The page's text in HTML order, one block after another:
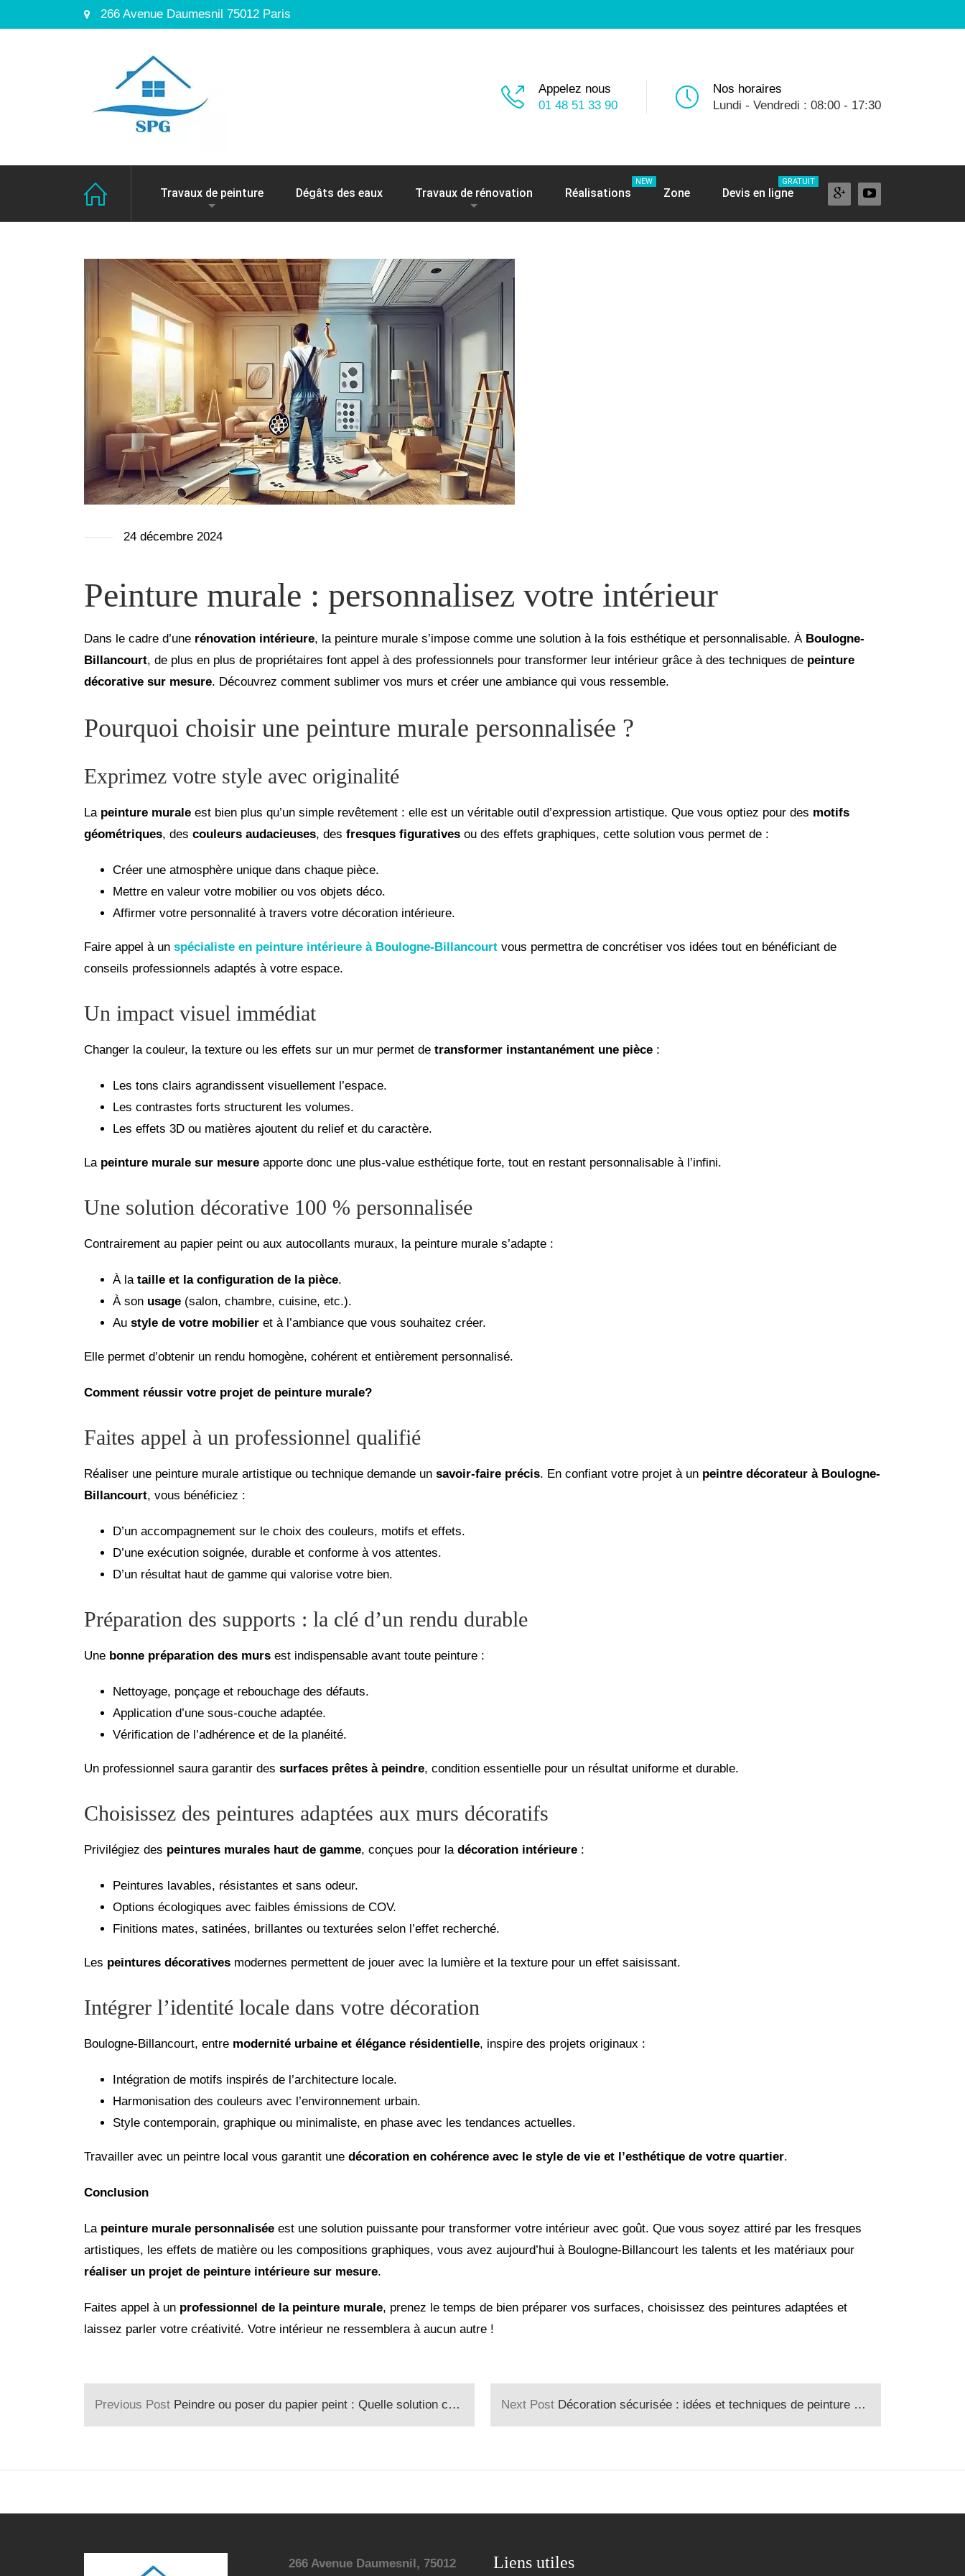
266 Avenue Daumesnil 75012 Paris
Appelez nous
01 48 51 33 90
Nos horaires
Lundi - Vendredi : 08:00 - 17:30
Travaux de peinture Dégâts des eaux Travaux de rénovation Réalisations
NEW
Zone Devis en ligne
GRATUIT
24 décembre 2024
Peinture murale : personnalisez votre intérieur
Dans le cadre d’une rénovation intérieure, la peinture murale s’impose comme une solution à la fois esthétique et personnalisable. À Boulogne-
Billancourt, de plus en plus de propriétaires font appel à des professionnels pour transformer leur intérieur grâce à des techniques de peinture
décorative sur mesure. Découvrez comment sublimer vos murs et créer une ambiance qui vous ressemble.
Pourquoi choisir une peinture murale personnalisée ?
Exprimez votre style avec originalité
La peinture murale est bien plus qu’un simple revêtement : elle est un véritable outil d’expression artistique. Que vous optiez pour des motifs
géométriques, des couleurs audacieuses, des fresques figuratives ou des effets graphiques, cette solution vous permet de :
Créer une atmosphère unique dans chaque pièce.
Mettre en valeur votre mobilier ou vos objets déco.
Affirmer votre personnalité à travers votre décoration intérieure.
Faire appel à un spécialiste en peinture intérieure à Boulogne-Billancourt vous permettra de concrétiser vos idées tout en bénéficiant de
conseils professionnels adaptés à votre espace.
Un impact visuel immédiat
Changer la couleur, la texture ou les effets sur un mur permet de transformer instantanément une pièce :
Les tons clairs agrandissent visuellement l’espace.
Les contrastes forts structurent les volumes.
Les effets 3D ou matières ajoutent du relief et du caractère.
La peinture murale sur mesure apporte donc une plus-value esthétique forte, tout en restant personnalisable à l’infini.
Une solution décorative 100 % personnalisée
Contrairement au papier peint ou aux autocollants muraux, la peinture murale s’adapte :
À la taille et la configuration de la pièce.
À son usage (salon, chambre, cuisine, etc.).
Au style de votre mobilier et à l’ambiance que vous souhaitez créer.
Elle permet d’obtenir un rendu homogène, cohérent et entièrement personnalisé.
Comment réussir votre projet de peinture murale?
Faites appel à un professionnel qualifié
Réaliser une peinture murale artistique ou technique demande un savoir-faire précis. En confiant votre projet à un peintre décorateur à Boulogne-
Billancourt, vous bénéficiez :
D’un accompagnement sur le choix des couleurs, motifs et effets.
D’une exécution soignée, durable et conforme à vos attentes.
D’un résultat haut de gamme qui valorise votre bien.
Préparation des supports : la clé d’un rendu durable
Une bonne préparation des murs est indispensable avant toute peinture :
Nettoyage, ponçage et rebouchage des défauts.
Application d’une sous-couche adaptée.
Vérification de l’adhérence et de la planéité.
Un professionnel saura garantir des surfaces prêtes à peindre, condition essentielle pour un résultat uniforme et durable.
Choisissez des peintures adaptées aux murs décoratifs
Privilégiez des peintures murales haut de gamme, conçues pour la décoration intérieure :
Peintures lavables, résistantes et sans odeur.
Options écologiques avec faibles émissions de COV.
Finitions mates, satinées, brillantes ou texturées selon l’effet recherché.
Les peintures décoratives modernes permettent de jouer avec la lumière et la texture pour un effet saisissant.
Intégrer l’identité locale dans votre décoration
Boulogne-Billancourt, entre modernité urbaine et élégance résidentielle, inspire des projets originaux :
Intégration de motifs inspirés de l’architecture locale.
Harmonisation des couleurs avec l’environnement urbain.
Style contemporain, graphique ou minimaliste, en phase avec les tendances actuelles.
Travailler avec un peintre local vous garantit une décoration en cohérence avec le style de vie et l’esthétique de votre quartier.
Conclusion
La peinture murale personnalisée est une solution puissante pour transformer votre intérieur avec goût. Que vous soyez attiré par les fresques
artistiques, les effets de matière ou les compositions graphiques, vous avez aujourd’hui à Boulogne-Billancourt les talents et les matériaux pour
réaliser un projet de peinture intérieure sur mesure.
Faites appel à un professionnel de la peinture murale, prenez le temps de bien préparer vos surfaces, choisissez des peintures adaptées et
laissez parler votre créativité. Votre intérieur ne ressemblera à aucun autre !
Previous Post Peindre ou poser du papier peint : Quelle solution choisir pour vos murs ? Next Post Décoration sécurisée : idées et techniques de peinture pour enfants
266 Avenue Daumesnil, 75012 Liens utiles